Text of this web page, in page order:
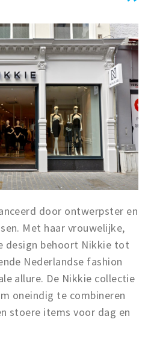
door ontwerpster en
Met haar vrouwelijke,
design behoort Nikkie tot
Nederlandse fashion
allure. De Nikkie collectie
oneindig te combineren
stoere items voor dag en